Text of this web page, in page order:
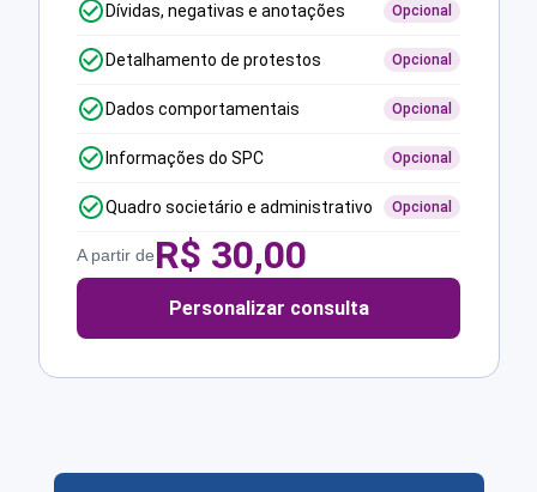
Dívidas, negativas e anotações Opcional
Detalhamento de protestos Opcional
Dados comportamentais Opcional
Informações do SPC Opcional
Quadro societário e administrativo Opcional
A partir deR$ 30,00
Personalizar consulta